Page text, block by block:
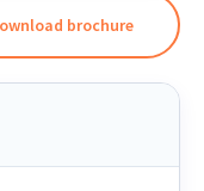
brochure